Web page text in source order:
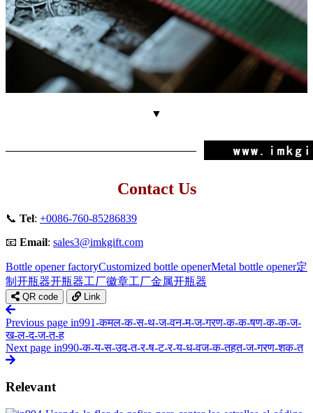
▼
Contact Us
📞 Tel: +0086-760-85286839
📧 Email: sales3@imkgift.com
Bottle opener factoryCustomized bottle openerMetal bottle opener定
制开瓶器开瓶器工厂徽章工厂金属开瓶器
QR code Link
Previous page in991-कमल-क-स-थ-ज-वन-म-ज-गरण-क-क-षण-क-क-ज-
ख-ल-द-ज-त-ह
Next page in990-क-य-स-उद-त-र-ष-ट-र-य-ध-वज-क-तहत-ज-गरण-शक-त
Relevant